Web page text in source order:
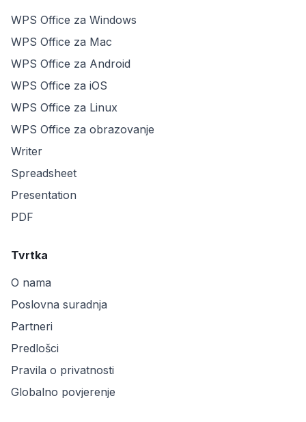
WPS Office za Windows
WPS Office za Mac
WPS Office za Android
WPS Office za iOS
WPS Office za Linux
WPS Office za obrazovanje
Writer
Spreadsheet
Presentation
PDF
Tvrtka
O nama
Poslovna suradnja
Partneri
Predlošci
Pravila o privatnosti
Globalno povjerenje